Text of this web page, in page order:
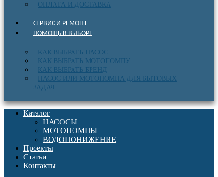
ОПЛАТА И ДОСТАВКА
СЕРВИС И РЕМОНТ
ПОМОЩЬ В ВЫБОРЕ
КАК ВЫБРАТЬ НАСОС
КАК ВЫБРАТЬ МОТОПОМПУ
КАК ВЫБРАТЬ БРЕНД
НАСОС ИЛИ МОТОПОМПА ДЛЯ БЫТОВЫХ
ЗАДАЧ
Каталог
НАСОСЫ
МОТОПОМПЫ
ВОДОПОНИЖЕНИЕ
Проекты
Статьи
Контакты